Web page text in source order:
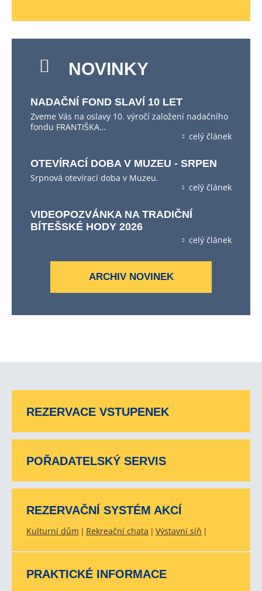
NOVINKY
NADAČNÍ FOND SLAVÍ 10 LET
Zveme Vás na oslavy 10. výročí založení nadačního
fondu FRANTIŠKA…
celý článek
OTEVÍRACÍ DOBA V MUZEU - SRPEN
Srpnová otevírací doba v Muzeu.
celý článek
VIDEOPOZVÁNKA NA TRADIČNÍ
BÍTEŠSKÉ HODY 2026
celý článek
ARCHIV NOVINEK
REZERVACE VSTUPENEK
POŘADATELSKÝ SERVIS
REZERVAČNÍ SYSTÉM AKCÍ
Kulturní dům Rekreační chata Výstavní síň
PRAKTICKÉ INFORMACE